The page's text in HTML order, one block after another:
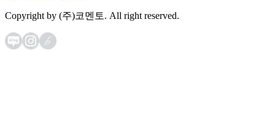
Copyright by (주)코멘토. All right reserved.